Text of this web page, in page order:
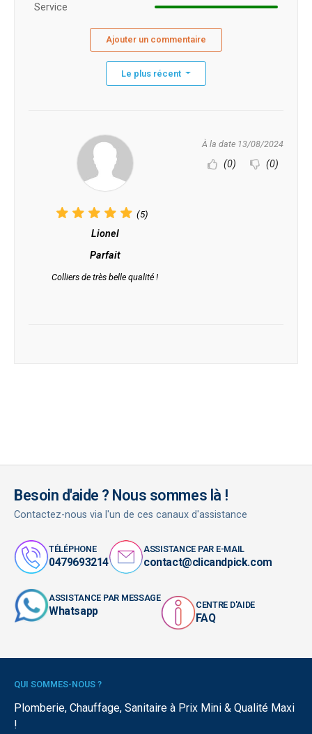
Service
Ajouter un commentaire
Le plus récent
(5)
Lionel
Parfait
Colliers de très belle qualité !
À la date 13/08/2024
(0) (0)
Besoin d'aide ? Nous sommes là !
Contactez-nous via l'un de ces canaux d'assistance
TÉLÉPHONE
0479693214
ASSISTANCE PAR E-MAIL
contact@clicandpick.com
ASSISTANCE PAR MESSAGE
Whatsapp CENTRE D'AIDE
FAQ
QUI SOMMES-NOUS ?
Plomberie, Chauffage, Sanitaire à Prix Mini & Qualité Maxi
!